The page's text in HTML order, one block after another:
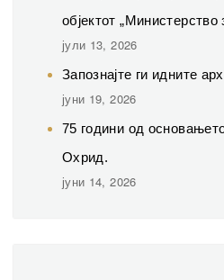
објектот
јули 13, 2026
Запознајте ги идните
јуни 19, 2026
75 години од
Охрид.
јуни 14, 2026